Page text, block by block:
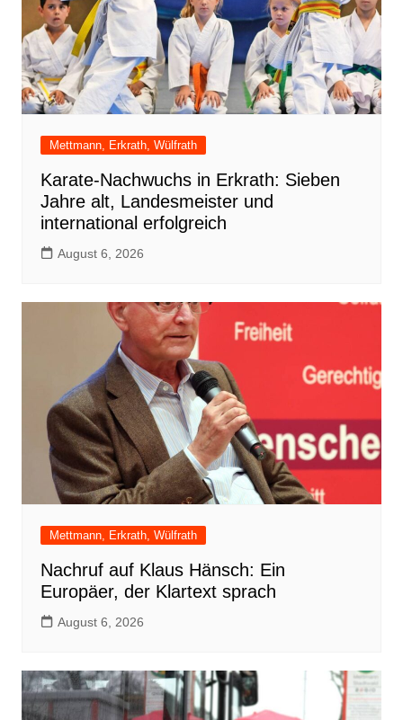
Mettmann, Erkrath, Wülfrath
Karate-Nachwuchs in Erkrath: Sieben
Jahre alt, Landesmeister und
international erfolgreich
August 6, 2026
Mettmann, Erkrath, Wülfrath
Nachruf auf Klaus Hänsch: Ein
Europäer, der Klartext sprach
August 6, 2026